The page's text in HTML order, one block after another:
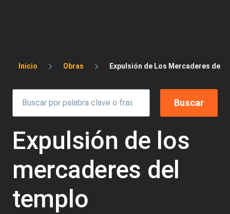
Sobrescribir enlaces de ayuda a la
Inicio Obras Expulsión de Los Mercaderes del
Expulsión de los
mercaderes del
templo